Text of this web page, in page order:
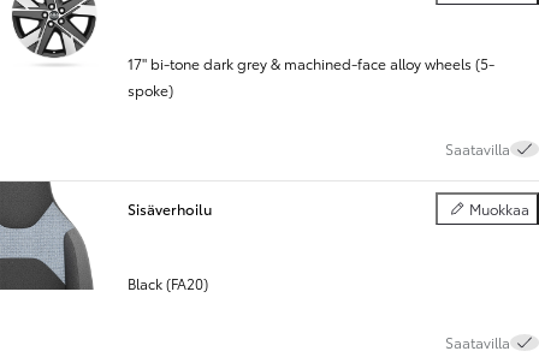
17" bi-tone dark grey & machined-face alloy wheels (5-
spoke)
Saatavilla
Sisäverhoilu Muokkaa
Sisäverhoilu
Black (FA20)
Saatavilla